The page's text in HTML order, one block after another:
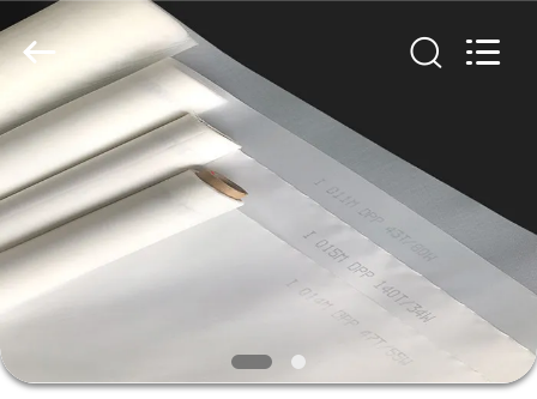
CASA
PRODOTTI
CIRCA
NOI
Hebei
Reking
Wire
Mesh
Rights
Reserved.